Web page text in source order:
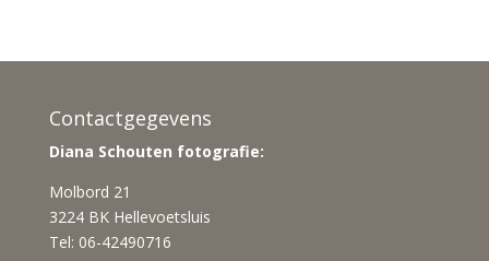
Contactgegevens
Diana Schouten fotografie:
Molbord 21
3224 BK Hellevoetsluis
Tel: 06-42490716